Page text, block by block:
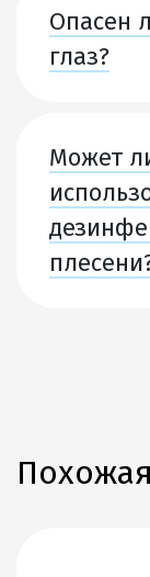
Опасен
глаз?
Может